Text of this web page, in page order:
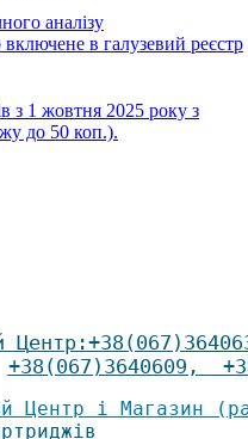
аналізу
в галузевий реєстр
з 1 жовтня 2025 року з
до 50 коп.).
Центр :+38(067)
+38(067)3640609 ,
Центр і Магазин